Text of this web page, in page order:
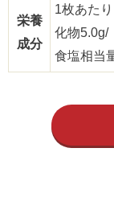
栄養
成分
1枚あた
化物5.0g/
食塩相当